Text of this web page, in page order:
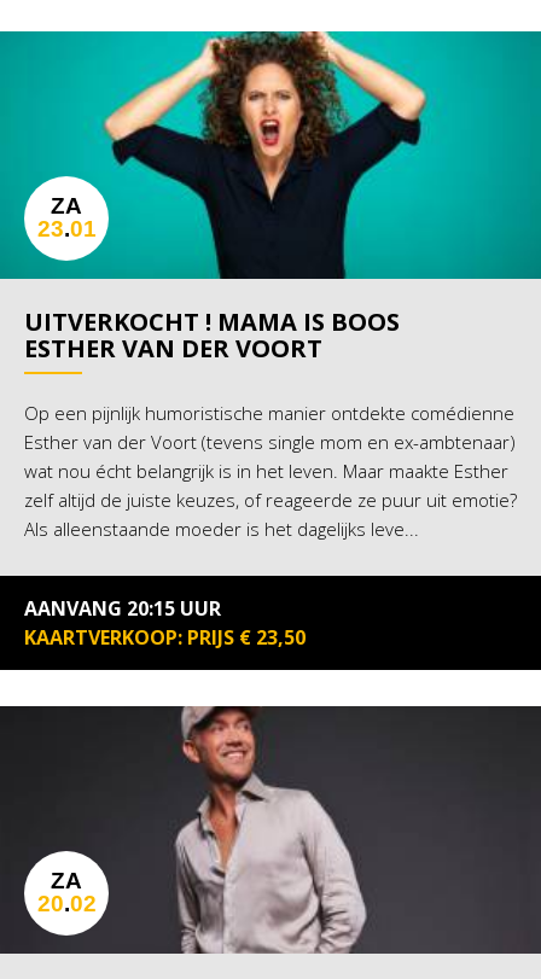
UITVERKOCHT ! MAMA IS BOOS
ESTHER VAN DER VOORT
Op een pijnlijk humoristische manier ontdekte comédienne
Esther van der Voort (tevens single mom en ex-ambtenaar)
wat nou écht belangrijk is in het leven. Maar maakte Esther
zelf altijd de juiste keuzes, of reageerde ze puur uit emotie?
Als alleenstaande moeder is het dagelijks leve...
ZA
23.01
AANVANG 20:15 UUR
KAARTVERKOOP: PRIJS € 23,50
ZA
20.02